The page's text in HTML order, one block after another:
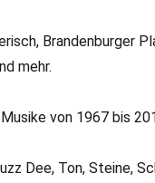
Brandenburger
mehr.
von 1967 bis
Dee, Ton, Steine,